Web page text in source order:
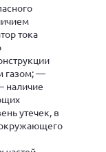
тока
газом; —
наличие
утечек, в
окружающего